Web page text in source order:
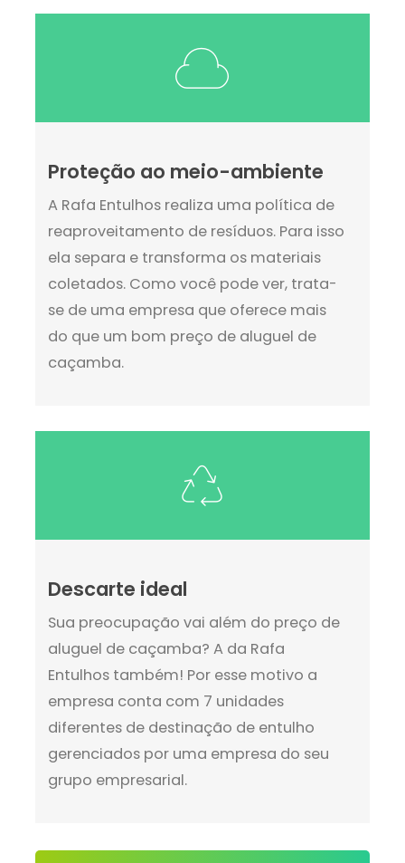
Proteção ao meio-ambiente
A Rafa Entulhos realiza uma política de
reaproveitamento de resíduos. Para isso
ela separa e transforma os materiais
coletados. Como você pode ver, trata-
se de uma empresa que oferece mais
do que um bom preço de aluguel de
caçamba.
Descarte ideal
Sua preocupação vai além do preço de
aluguel de caçamba? A da Rafa
Entulhos também! Por esse motivo a
empresa conta com 7 unidades
diferentes de destinação de entulho
gerenciados por uma empresa do seu
grupo empresarial.